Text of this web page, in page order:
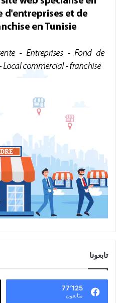
تابعونا
77٬125
متابعون